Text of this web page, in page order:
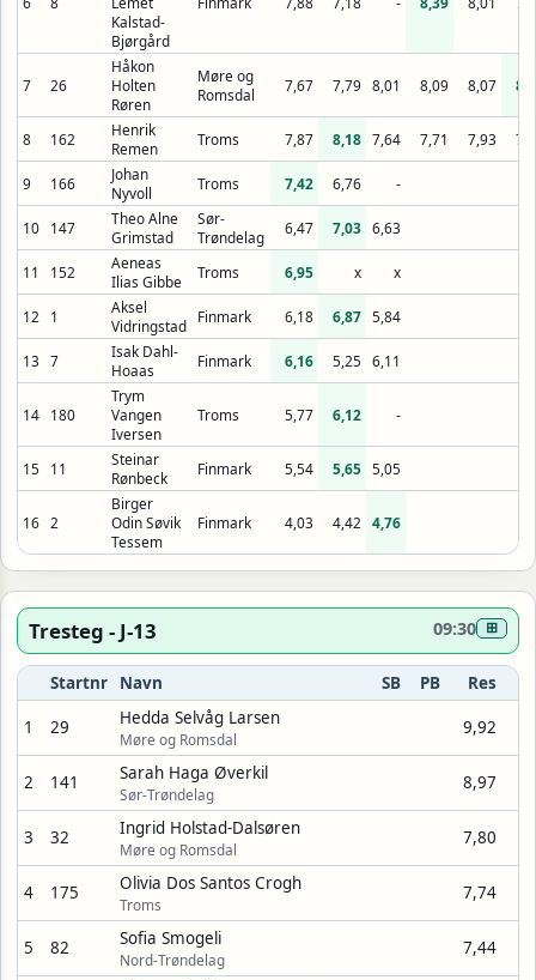
Kalstad-
Bjørgård
7 26
Håkon
Holten
Røren
Møre og
Romsdal
7,67 7,79 8,01 8,09 8,07
8 162
Henrik
Remen
Troms 7,87 8,18 7,64 7,71 7,93
9 166
Johan
Nyvoll
Troms 7,42 6,76 -
10 147
Theo Alne
Grimstad
Sør-
Trøndelag
6,47 7,03 6,63
11 152
Aeneas
Ilias Gibbe
Troms 6,95 x x
12 1
Aksel
Vidringstad
Finmark 6,18 6,87 5,84
13 7
Isak Dahl-
Hoaas
Finmark 6,16 5,25 6,11
14 180
Trym
Vangen
Iversen
Troms 5,77 6,12 -
15 11
Steinar
Rønbeck
Finmark 5,54 5,65 5,05
16 2
Birger
Odin Søvik
Tessem
Finmark 4,03 4,42 4,76
Tresteg - J-13 09:30 ⊞
Startnr Navn SB PB Res
1 29 Hedda Selvåg Larsen
Møre og Romsdal
9,92
2 141 Sarah Haga Øverkil
Sør-Trøndelag
8,97
3 32 Ingrid Holstad-Dalsøren
Møre og Romsdal
7,80
4 175 Olivia Dos Santos Crogh
Troms
7,74
5 82 Sofia Smogeli
Nord-Trøndelag
7,44